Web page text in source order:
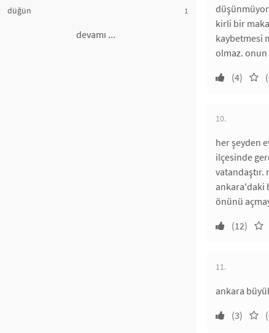
düğün 1
devamı ...
kirli bir
kaybetmesi
olmaz. onun
(4)
10.
her şeyden
ilçesinde
vatandaştır.
ankara'daki
önünü
(12)
11.
ankara
(3)